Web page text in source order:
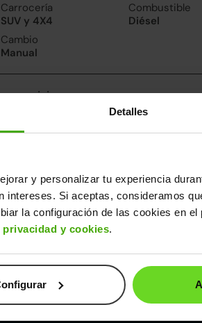
Detalles
y personalizar tu experiencia
intereses. Si aceptas, consideramos
la configuración de las cookies en
y cookies.
Carrocería
SUV y 4X4
Combustible
Diésel
Cambio
Manual
y emisiones
11.8segundos
Emisiones
115CO2
Alto
1,63m